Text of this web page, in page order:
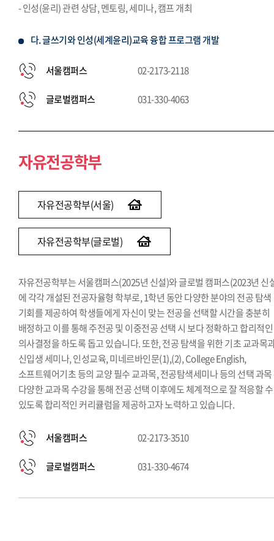
- 인성(윤리) 관련 상담, 멘토링, 세미나, 캠프 개최
다. 글쓰기와 인성(세계윤리)교육 융합 프로그램 개발
서울캠퍼스 02-2173-2118
글로벌캠퍼스 031-330-4063
자유전공학부
자유전공학부(서울)
자유전공학부(글로벌)
자유전공학부는 서울캠퍼스(2025년 신설)와 글로벌 캠퍼스(2023년 신
에 각각 개설된 전공자율형 학부로, 1학년 동안 다양한 분야의 전공 탐색
기회를 제공하여 학생들에게 자신이 맞는 전공을 선택할 시간을 충분히
배정하고 이를 통해 주전공 및 이중전공 선택 시 보다 정확하고 합리적인
의사결정을 하도록 돕고 있습니다. 또한, 전공 탐색을 위한 기초 교과목
신입생 세미나, 인성교육, 미네르바인문(1),(2), College English,
소프트웨어기초 등의 교양 필수 교과목, 전공탐색세미나 등의 선택 과
다양한 교과목 수강을 통해 전공 선택 이후에도 체계적으로 잘 적응할 수
있도록 합리적인 커리큘럼을 제공하고자 노력하고 있습니다.
서울캠퍼스 02-2173-3510
글로벌캠퍼스 031-330-4674